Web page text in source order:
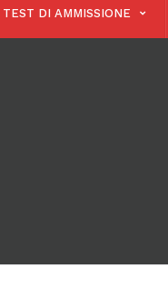
TEST DI AMMISSIONE